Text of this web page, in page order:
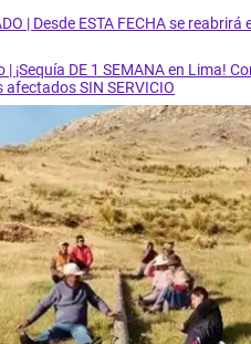
| Desde ESTA FECHA se
¡Sequía DE 1 SEMANA en Lima!
afectados SIN SERVICIO